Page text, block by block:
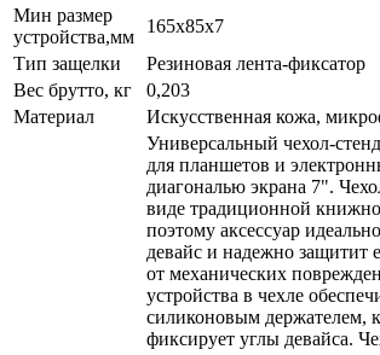
Мин размер
устройства,мм
165x85x7
Тип защелки
Резиновая лента-фиксатор
Вес брутто, кг
0,203
Материал
Искусственная кожа,
Универсальный чехол-
для планшетов и
диагональю экрана 7".
виде традиционной
поэтому аксессуар
девайс и надежно защитит
от механических
устройства в чехле
силиконовым держателем,
фиксирует углы девайса.